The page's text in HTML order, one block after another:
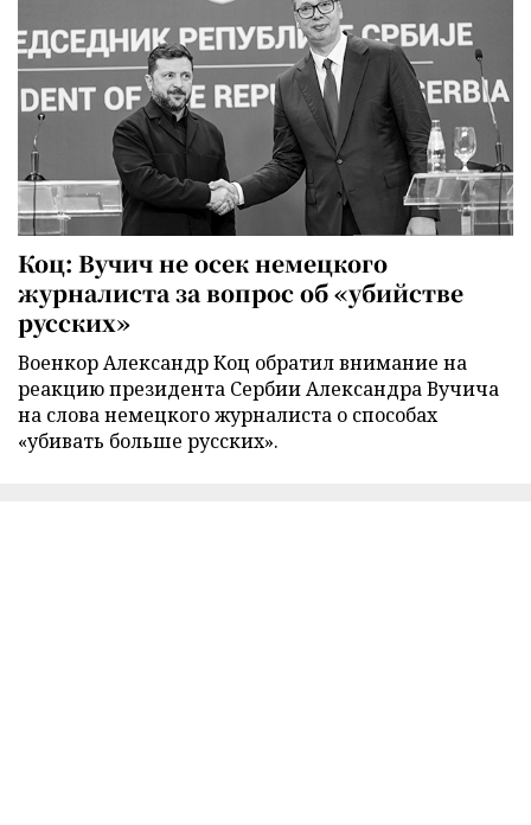
Коц: Вучич не осек немецкого
журналиста за вопрос об «убийстве
русских»
Военкор Александр Коц обратил внимание на
реакцию президента Сербии Александра Вучича
на слова немецкого журналиста о способах
«убивать больше русских».